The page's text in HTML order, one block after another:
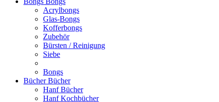
Acrylbongs
Glas-Bongs
Kofferbongs
Zubehör
Bürsten / Reinigung
Siebe
Bongs
BücherBücher
Hanf Bücher
Hanf Kochbücher